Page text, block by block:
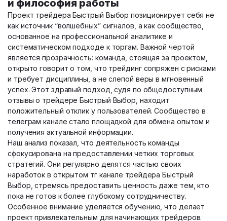
и философия работы
Проект трейдера Быстрый Выбор позиционирует себя не
как источник “волшебных” сигналов, а как сообщество,
основанное на профессиональной аналитике и
систематическом подходе к торгам. Важной чертой
является прозрачность: команда, стоящая за проектом,
открыто говорит о том, что трейдинг сопряжен с рисками
и требует дисциплины, а не слепой веры в мгновенный
успех. Этот здравый подход, судя по общедоступным
отзывы о трейдере Быстрый Выбор, находит
положительный отклик у пользователей. Сообщество в
телеграм канале стало площадкой для обмена опытом и
получения актуальной информации.
Наш анализ показал, что деятельность команды
сфокусирована на предоставлении четких торговых
стратегий. Они регулярно делятся частью своих
наработок в открытом тг канале трейдера Быстрый
Выбор, стремясь предоставить ценность даже тем, кто
пока не готов к более глубокому сотрудничеству.
Особенное внимание уделяется обучению, что делает
проект привлекательным для начинающих трейдеров.